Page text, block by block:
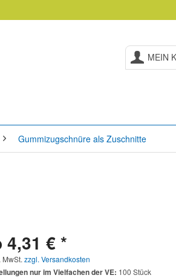
MEIN
Gummizugschnüre als Zuschnitte
4,31 € *
MwSt.zzgl. Versandkosten
nur im Vielfachen der VE: 100 Stück